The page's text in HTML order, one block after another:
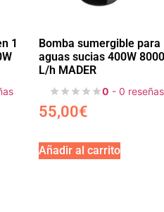
1
Bomba sumergible para
aguas sucias 400W 8000
L/h MADER
0 - 0 reseñas
55,00€
Añadir al carrito